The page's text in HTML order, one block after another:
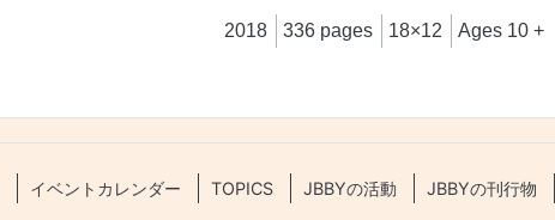
2018 336 pages 18×12 Ages 10 +
イベントカレンダー TOPICS JBBYの活動 JBBYの刊行物